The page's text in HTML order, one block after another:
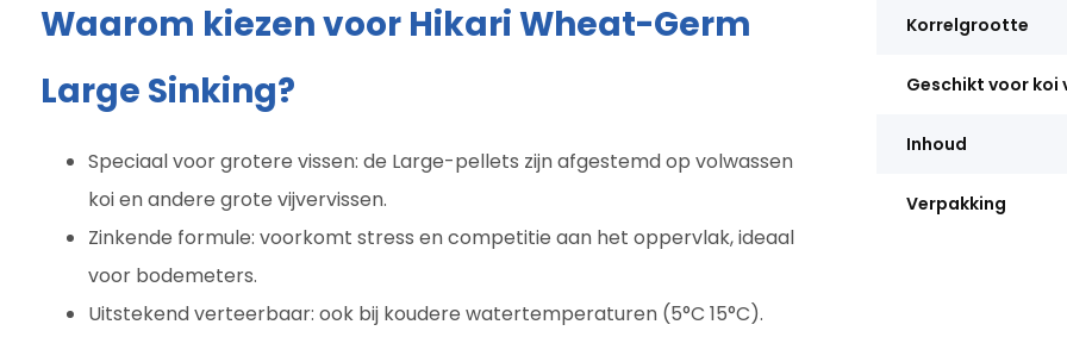
Waarom kiezen voor Hikari Wheat-Germ
Large Sinking?
Speciaal voor grotere vissen: de Large-pellets zijn afgestemd op volwassen
koi en andere grote vijvervissen.
Zinkende formule: voorkomt stress en competitie aan het oppervlak, ideaal
voor bodemeters.
Uitstekend verteerbaar: ook bij koudere watertemperaturen (5°C 15°C).
Korrelgrootte
Geschikt voor koi
Inhoud
Verpakking